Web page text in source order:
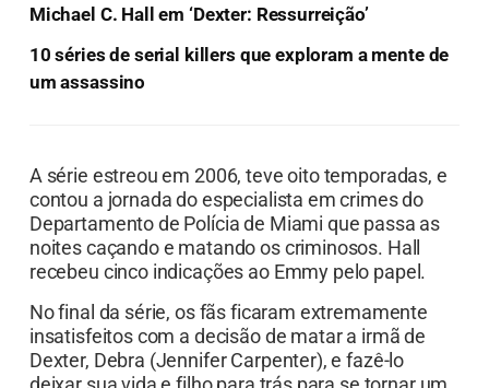
Michael C. Hall em ‘Dexter: Ressurreição’
10 séries de serial killers que exploram a mente de
um assassino
A série estreou em 2006, teve oito temporadas, e
contou a jornada do especialista em crimes do
Departamento de Polícia de Miami que passa as
noites caçando e matando os criminosos. Hall
recebeu cinco indicações ao Emmy pelo papel.
No final da série, os fãs ficaram extremamente
insatisfeitos com a decisão de matar a irmã de
Dexter, Debra (Jennifer Carpenter), e fazê-lo